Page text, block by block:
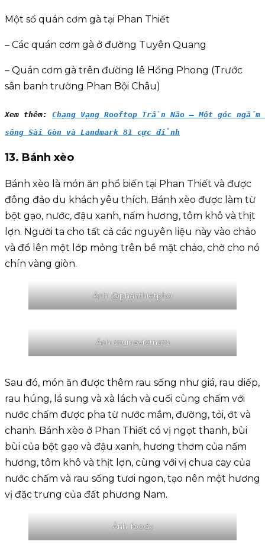
Một số quán cơm gà tại Phan Thiết
– Các quán cơm gà ở đường Tuyên Quang
– Quán cơm gà trên đường lê Hồng Phong (Trước
sân banh trường Phan Bội Châu)
Xem thêm: Chạng Vạng Rooftop Trần Não – Một góc ngắm
sông Sài Gòn và Landmark 81 cực đỉnh
13. Bánh xèo
Bánh xèo là món ăn phổ biến tại Phan Thiết và được
đông đảo du khách yêu thích. Bánh xèo được làm từ
bột gạo, nước, đậu xanh, nấm hương, tôm khô và thịt
lợn. Người ta cho tất cả các nguyên liệu này vào chảo
và đổ lên một lớp mỏng trên bề mặt chảo, chờ cho nó
chín vàng giòn.
Ảnh: @phanthietpho
Ảnh: muinevietnam
Sau đó, món ăn được thêm rau sống như giá, rau diếp,
rau húng, lá sung và xà lách và cuối cùng chấm với
nước chấm được pha từ nước mắm, đường, tỏi, ớt và
chanh. Bánh xèo ở Phan Thiết có vị ngọt thanh, bùi
bùi của bột gạo và đậu xanh, hương thơm của nấm
hương, tôm khô và thịt lợn, cùng với vị chua cay của
nước chấm và rau sống tươi ngon, tạo nên một hương
vị đặc trưng của đất phương Nam.
Ảnh: foody